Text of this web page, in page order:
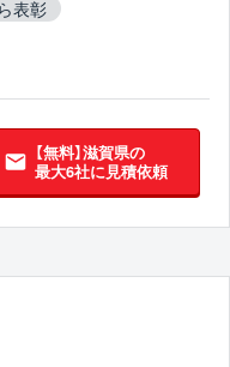
表彰
塀撤去対応
【無料】滋賀県の
最大6社に見積依頼